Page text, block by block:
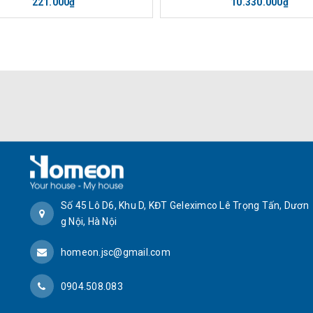
Số 45 Lô D6, Khu D, KĐT Geleximco Lê Trọng Tấn, Dươn
g Nội, Hà Nội
homeon.jsc@gmail.com
0904.508.083